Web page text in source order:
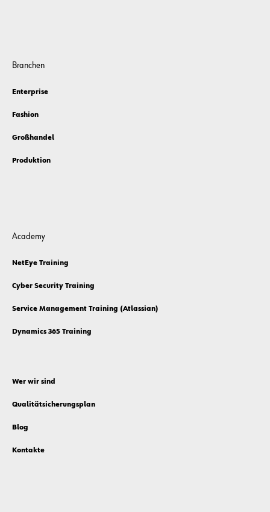
Branchen
Enterprise
Fashion
Großhandel
Produktion
Academy
NetEye Training
Cyber Security Training
Service Management Training (Atlassian)
Dynamics 365 Training
Wer wir sind
Qualitätsicherungsplan
Blog
Kontakte